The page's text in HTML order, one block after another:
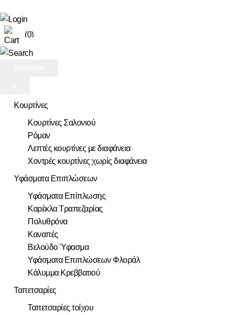
(0)
Κουρτίνες
Κουρτίνες Σαλονιού
Ρόμαν
Λεπτές κουρτίνες με διαφάνεια
Χοντρές κουρτίνες χωρίς διαφάνεια
Υφάσματα Επιπλώσεων
Υφάσματα Επίπλωσης
Καρέκλα Τραπεζαρίας
Πολυθρόνα
Καναπές
Βελούδο Ύφασμα
Υφάσματα Επιπλώσεων Φλοράλ
Κάλυμμα Κρεββατιού
Ταπετσαρίες
Ταπετσαρίες τοίχου